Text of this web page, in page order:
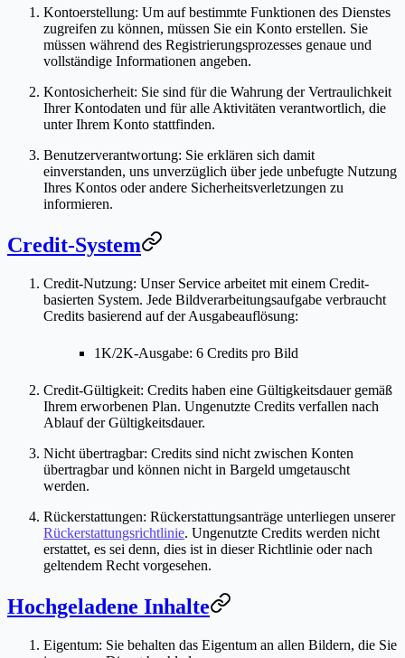
Kontoerstellung: Um auf bestimmte Funktionen des Dienstes
zugreifen zu können, müssen Sie ein Konto erstellen. Sie
müssen während des Registrierungsprozesses genaue und
vollständige Informationen angeben.
Kontosicherheit: Sie sind für die Wahrung der Vertraulichkeit
Ihrer Kontodaten und für alle Aktivitäten verantwortlich, die
unter Ihrem Konto stattfinden.
Benutzerverantwortung: Sie erklären sich damit
einverstanden, uns unverzüglich über jede unbefugte Nutzung
Ihres Kontos oder andere Sicherheitsverletzungen zu
informieren.
Credit-System
Credit-Nutzung: Unser Service arbeitet mit einem Credit-
basierten System. Jede Bildverarbeitungsaufgabe verbraucht
Credits basierend auf der Ausgabeauflösung:
1K/2K-Ausgabe: 6 Credits pro Bild
Credit-Gültigkeit: Credits haben eine Gültigkeitsdauer gemäß
Ihrem erworbenen Plan. Ungenutzte Credits verfallen nach
Ablauf der Gültigkeitsdauer.
Nicht übertragbar: Credits sind nicht zwischen Konten
übertragbar und können nicht in Bargeld umgetauscht
werden.
Rückerstattungen: Rückerstattungsanträge unterliegen unserer
Rückerstattungsrichtlinie. Ungenutzte Credits werden nicht
erstattet, es sei denn, dies ist in dieser Richtlinie oder nach
geltendem Recht vorgesehen.
Hochgeladene Inhalte
Eigentum: Sie behalten das Eigentum an allen Bildern, die Sie